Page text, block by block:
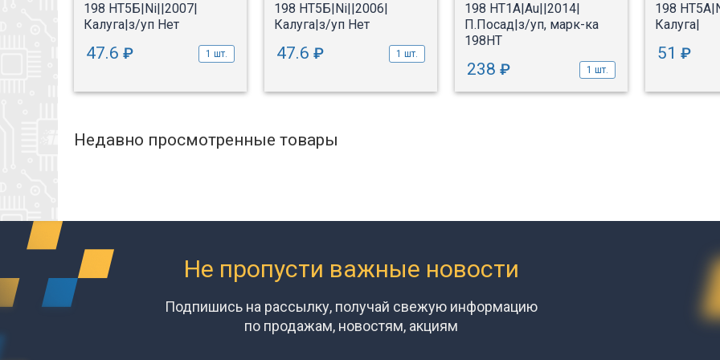
198 НТ5Б|Ni||2007|
Калуга|з/уп Нет
47.6 ₽ 1 шт.
198 НТ5Б|Ni||2006|
Калуга|з/уп Нет
47.6 ₽ 1 шт.
198 НТ1А|Au||2014|
П.Посад|з/уп, марк-ка
198НТ
238 ₽ 1 шт.
198
Калуга|
51 ₽
Недавно просмотренные товары
Не пропусти важные новости
Подпишись на рассылку, получай свежую информацию
по продажам, новостям, акциям